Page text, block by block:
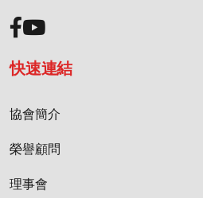
快速連結
協會簡介
榮譽顧問
理事會